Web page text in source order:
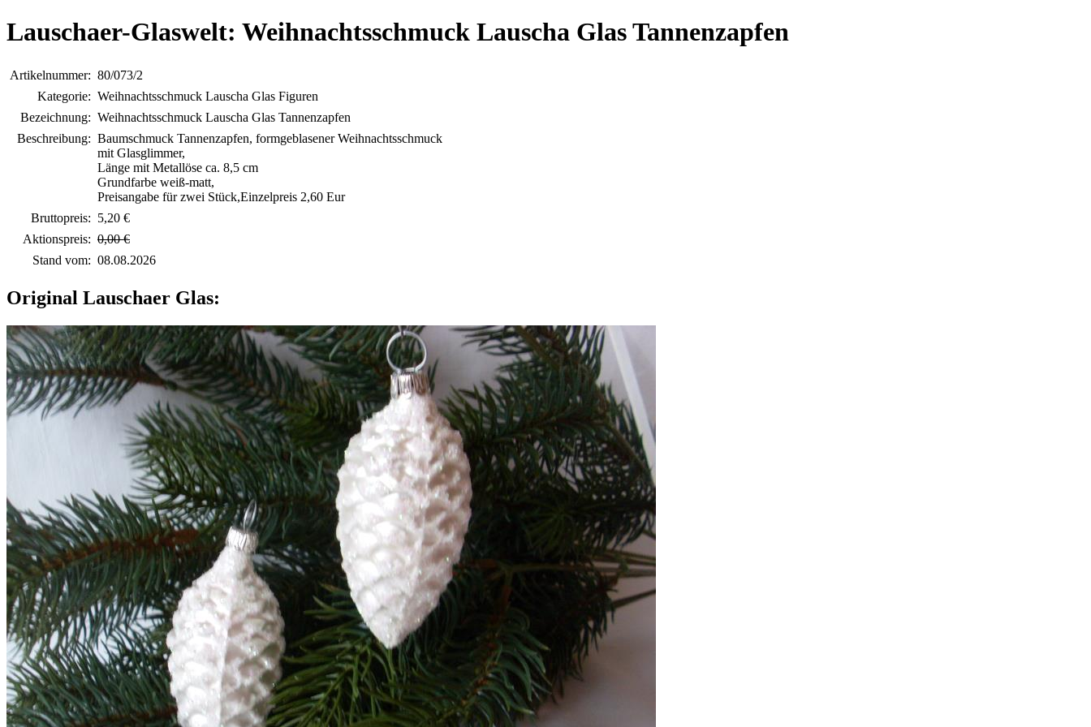
Lauschaer-Glaswelt: Weihnachtsschmuck Lauscha Glas Tannenzapfen
Artikelnummer: 80/073/2
Kategorie: Weihnachtsschmuck Lauscha Glas Figuren
Bezeichnung: Weihnachtsschmuck Lauscha Glas Tannenzapfen
Beschreibung: Baumschmuck Tannenzapfen, formgeblasener Weihnachtsschmuck
mit Glasglimmer,
Länge mit Metallöse ca. 8,5 cm
Grundfarbe weiß-matt,
Preisangabe für zwei Stück,Einzelpreis 2,60 Eur
Bruttopreis: 5,20 €
Aktionspreis: 0,00 €
Stand vom: 08.08.2026
Original Lauschaer Glas: